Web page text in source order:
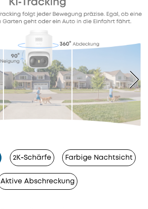
2K‑Schärfe Farbige Nachtsicht
Aktive Abschreckung